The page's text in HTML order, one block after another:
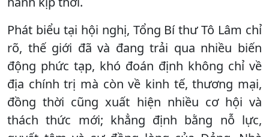
Phát biểu tại hội nghị, Tổng Bí thư Tô Lâm chỉ
rõ, thế giới đã và đang trải qua nhiều biến
động phức tạp, khó đoán định không chỉ về
địa chính trị mà còn về kinh tế, thương mại,
đồng thời cũng xuất hiện nhiều cơ hội và
thách thức mới; khẳng định bằng nỗ lực,